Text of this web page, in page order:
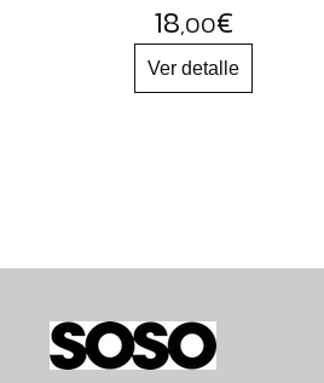
Accesorios
18,00€